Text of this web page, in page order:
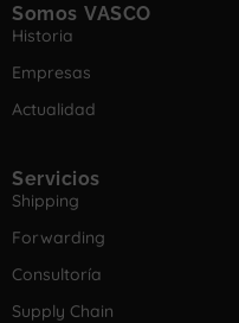
Somos VASCO
Historia
Empresas
Actualidad
Servicios
Shipping
Forwarding
Consultoría
Supply Chain